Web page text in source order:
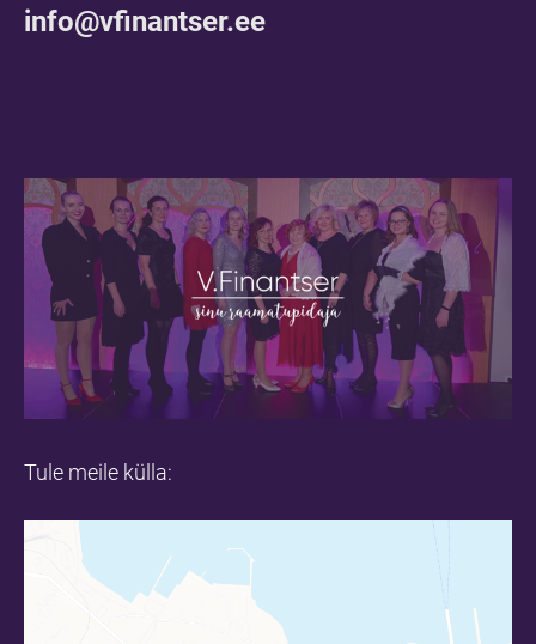
info@vfinantser.ee
Tule meile külla: